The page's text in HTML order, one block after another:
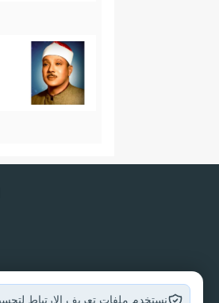
نستخدم ملفات تعريف الارتباط